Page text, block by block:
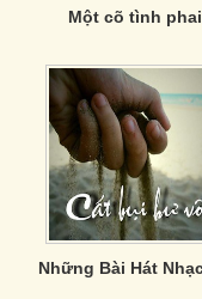
Một cõ tình phai